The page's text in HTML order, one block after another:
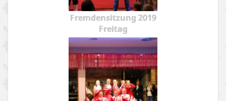
Fremdensitzung 2019
Freitag